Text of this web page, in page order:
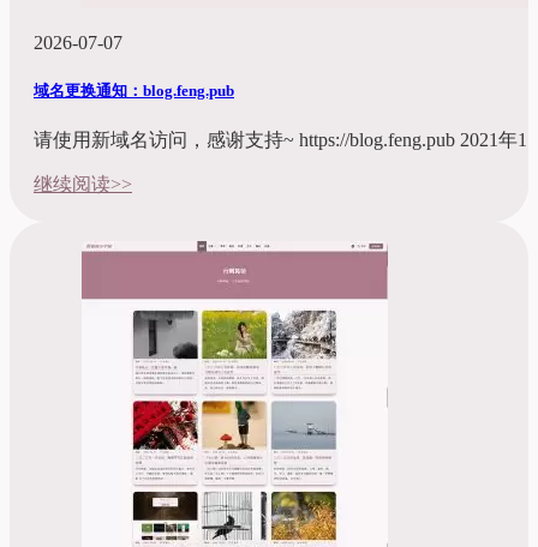
2026-07-07
域名更换通知：blog.feng.pub
请使用新域名访问，感谢支持~ https://blog.feng.pub 2021年
继续阅读>>